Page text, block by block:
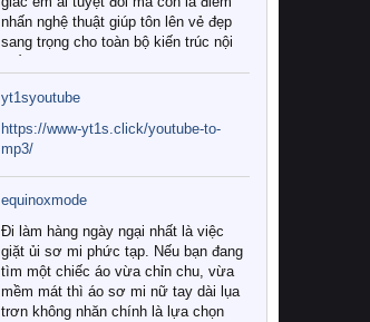
nhấn nghệ thuật giúp tôn lên vẻ đẹp
sang trọng cho toàn bộ kiến trúc nội
Tuy nhiên, giữa thị trường đa dạng
với vô vàn thương hiệu và mẫu mã
như hiện nay, làm thế nào để chọn
được những bộ chăn ga gối đệm cao
cấp thực sự chất lượng, phù hợp với
khí hậu và nhu cầu sử dụng của gia
đình? Hãy cùng chúng tôi đi tìm lời
giải đáp chi tiết qua bài viết dưới đây.
1. Tại sao các gia đình hiện đại lại ưa
chuộng chăn ga gối đệm cao cấp?
yt1syoutube
https://www-yt1s.click/youtube-to-
mp3/
equinoxmode
Đi làm hàng ngày ngại nhất là việc
giặt ủi sơ mi phức tạp. Nếu bạn đang
tìm một chiếc áo vừa chỉn chu, vừa
mềm mát thì áo sơ mi nữ tay dài lụa
trơn không nhăn chính là lựa chọn